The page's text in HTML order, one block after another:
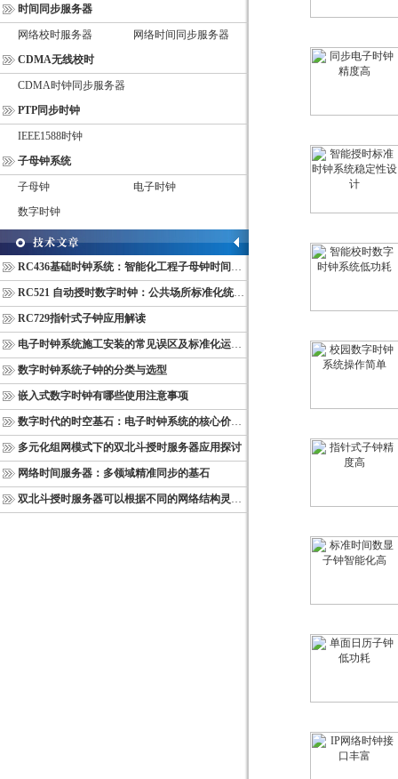
时间同步服务器
网络校时服务器
网络时间同步服务器
CDMA无线校时
CDMA时钟同步服务器
PTP同步时钟
IEEE1588时钟
子母钟系统
子母钟
电子时钟
数字时钟
RC436基础时钟系统：智能化工程子母钟时间同步配套设备
RC521 自动授时数字时钟：公共场所标准化统一计时终端
RC729指针式子钟应用解读
电子时钟系统施工安装的常见误区及标准化运维管理规范
数字时钟系统子钟的分类与选型
嵌入式数字时钟有哪些使用注意事项
数字时代的时空基石：电子时钟系统的核心价值与多维意义
多元化组网模式下的双北斗授时服务器应用探讨
网络时间服务器：多领域精准同步的基石
双北斗授时服务器可以根据不同的网络结构灵活部署